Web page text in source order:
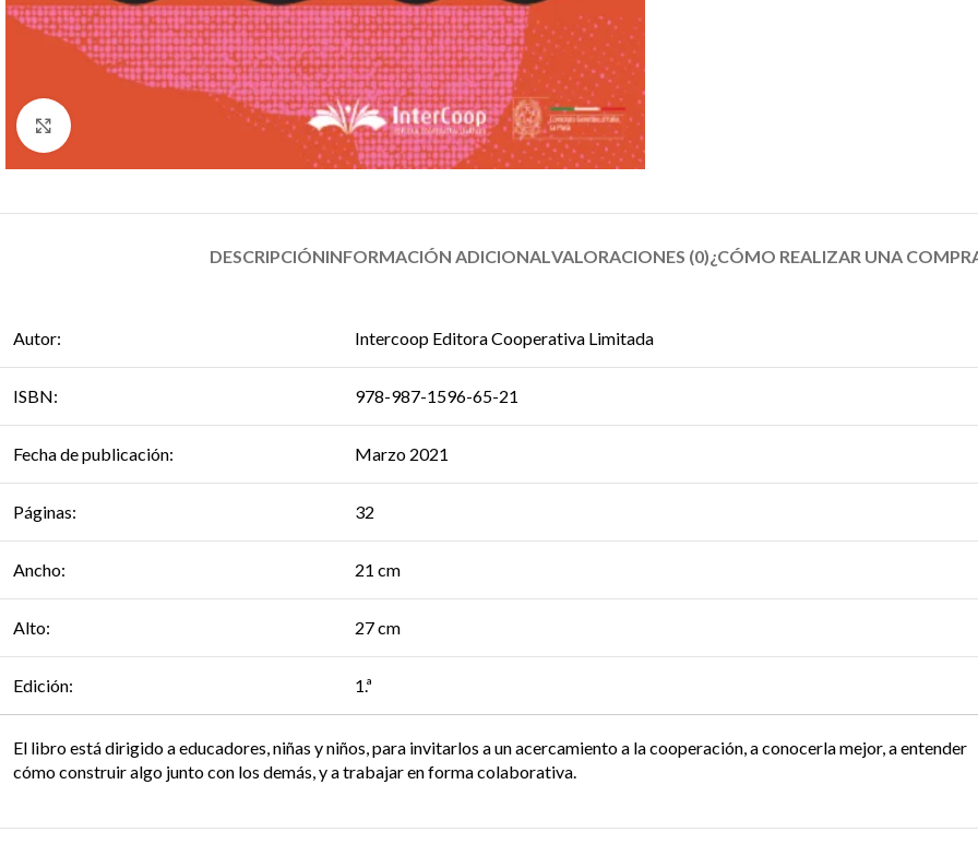
DESCRIPCIÓNINFORMACIÓN ADICIONALVALORACIONES (0)¿CÓMO REALIZAR UNA
Autor: Intercoop Editora Cooperativa Limitada
ISBN: 978-987-1596-65-21
Fecha de publicación: Marzo 2021
Páginas: 32
Ancho: 21 cm
Alto: 27 cm
Edición: 1.ª
El libro está dirigido a educadores, niñas y niños, para invitarlos a un acercamiento a la cooperación, a conocerla mejor, a entender
cómo construir algo junto con los demás, y a trabajar en forma colaborativa.